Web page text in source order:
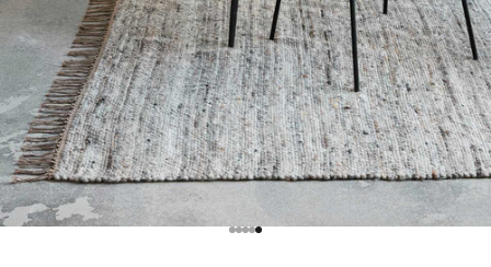
Ir al artículo 1
Ir al artículo 2
Ir al artículo 3
Ir al artículo 4
Ir al artículo 5